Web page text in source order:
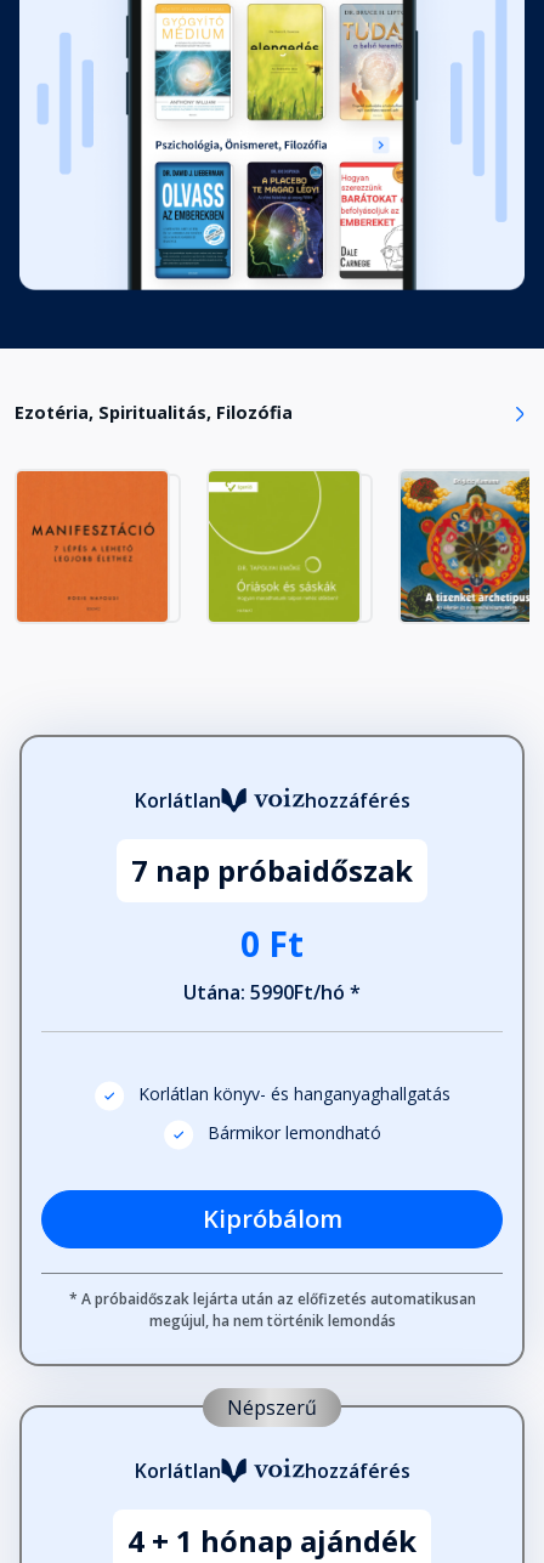
A mosoly növeli az arc értékét
Fejezet hossza: 00:01:28
Egy baba mosolya
Fejezet hossza: 00:02:19
Légy olyan, mint egy gyermek
Fejezet hossza: 00:02:11
Fejezet hossza: 00:01:46
Mahatma Gandhi humora
Fejezet hossza: 00:02:03
Fejezet hossza: 00:02:50
A mosolygás az élet, a sírás a halál
Mosolygás és homlokráncolás
Fejezet hossza: 00:02:37
Örökké fiatal akarsz maradni?
Fejezet hossza: 00:02:59
Ki a gazdag és ki a szegény?
Ezotéria, Spiritualitás, Filozófia
Korlátlan hozzáférés
7 nap próbaidőszak
0 Ft
Utána: 5990Ft/hó *
Korlátlan könyv- és hanganyaghallgatás
Bármikor lemondható
Kipróbálom
* A próbaidőszak lejárta után az előfizetés automatikusan
megújul, ha nem történik lemondás
Népszerű
Korlátlan hozzáférés
4 + 1 hónap ajándék